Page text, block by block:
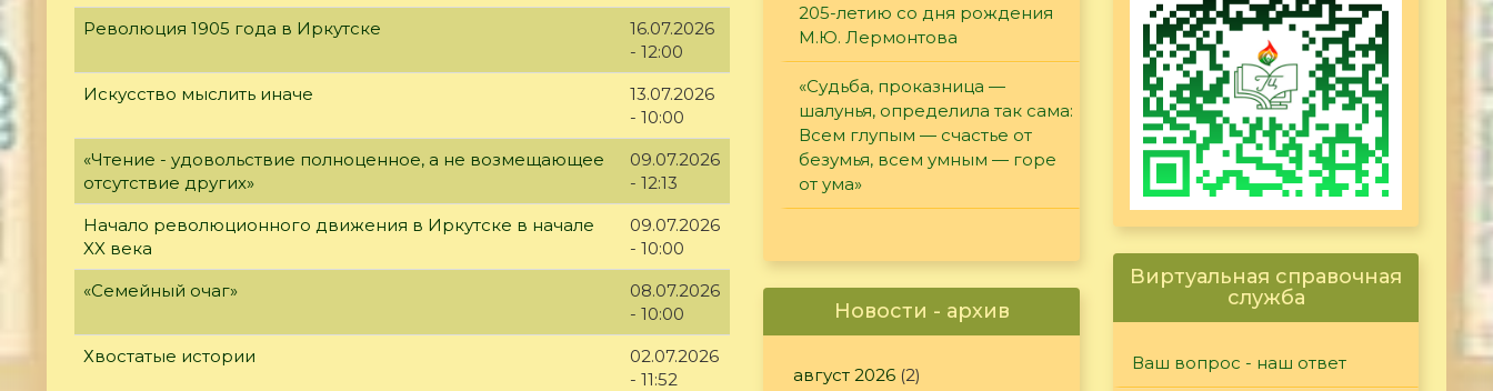
Революция 1905 года в Иркутске
16.07.2026
- 12:00
Искусство мыслить иначе
13.07.2026
- 10:00
«Чтение - удовольствие полноценное, а не возмещающее
отсутствие других»
09.07.2026
- 12:13
Начало революционного движения в Иркутске в начале
XX века
09.07.2026
- 10:00
«Семейный очаг»
08.07.2026
- 10:00
Хвостатые истории
02.07.2026
- 11:52
205-летию со дня рождения
М.Ю. Лермонтова
«Судьба, проказница —
шалунья, определила так сама:
Всем глупым — счастье от
безумья, всем умным — горе
от ума»
Новости - архив
август 2026 (2)
Виртуальная справочная
служба
Ваш вопрос - наш ответ